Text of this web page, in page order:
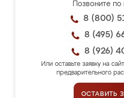
Позвоните
8 (800)
8 (495)
8 (926)
Или оставьте заявку на
предварительного
ОСТАВИТЬ